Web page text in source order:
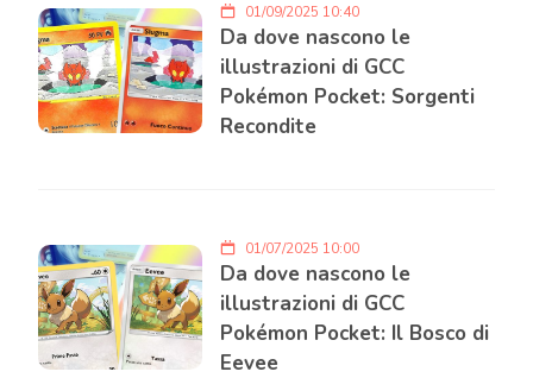
01/09/2025 10:40
Da dove nascono le
illustrazioni di GCC
Pokémon Pocket: Sorgenti
Recondite
01/07/2025 10:00
Da dove nascono le
illustrazioni di GCC
Pokémon Pocket: Il Bosco di
Eevee